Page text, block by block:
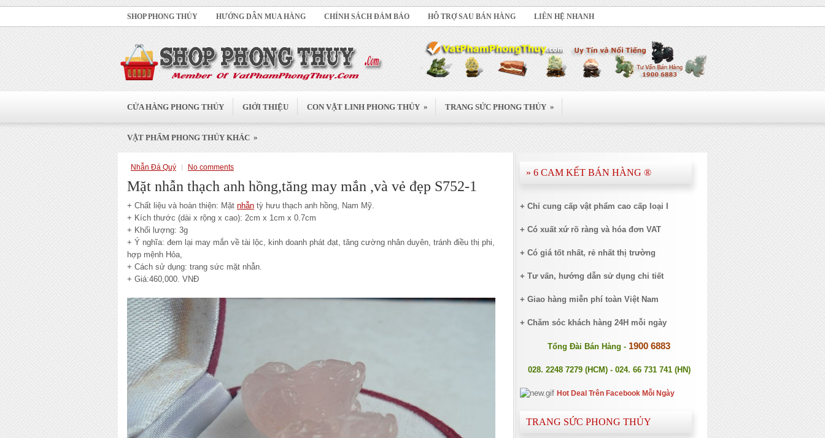
SHOP PHONG THỦY HƯỚNG DẪN MUA HÀNG CHÍNH SÁCH ĐẢM BẢO HỖ TRỢ SAU BÁN HÀNG LIÊN HỆ NHANH
CỬA HÀNG PHONG THỦY GIỚI THIỆU CON VẬT LINH PHONG THỦY » TRANG SỨC PHONG THỦY »
VẬT PHẨM PHONG THỦY KHÁC »
Nhẫn Đá Quý No comments
Mặt nhẫn thạch anh hồng,tăng may mắn ,và vẻ đẹp S752-1
+ Chất liệu và hoàn thiện: Mặt nhẫn tỳ hưu thạch anh hồng, Nam Mỹ.
+ Kích thước (dài x rộng x cao): 2cm x 1cm x 0.7cm
+ Khối lượng: 3g
+ Ý nghĩa: đem lại may mắn về tài lộc, kinh doanh phát đạt, tăng cường nhân duyên, tránh điều thị phi,
hợp mệnh Hỏa,
+ Cách sử dụng: trang sức mặt nhẫn.
+ Giá:460,000. VNĐ
» 6 CAM KẾT BÁN HÀNG ®​
+ Chỉ cung cấp vật phẩm cao cấp loại I
+ Có xuất xứ rõ ràng và hóa đơn VAT
+ Có giá tốt nhất, rẻ nhất thị trường
+ Tư vấn, hướng dẫn sử dụng chi tiết
+ Giao hàng miễn phí toàn Việt Nam
+ Chăm sóc khách hàng 24H mỗi ngày
Tổng Đài Bán Hàng - 1900 6883
028. 2248 7279 (HCM) - 024. 66 731 741 (HN)
Hot Deal Trên Facebook Mỗi Ngày
TRANG SỨC PHONG THỦY